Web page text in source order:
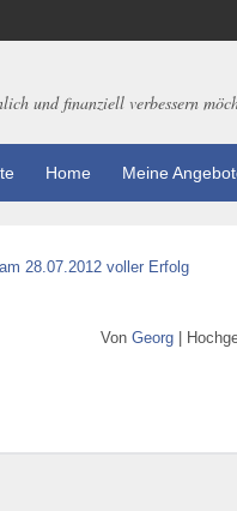
und finanziell verbessern
Home Meine
28.07.2012 voller Erfolg
Von Georg